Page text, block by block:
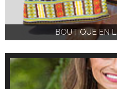
BOUTIQUE EN